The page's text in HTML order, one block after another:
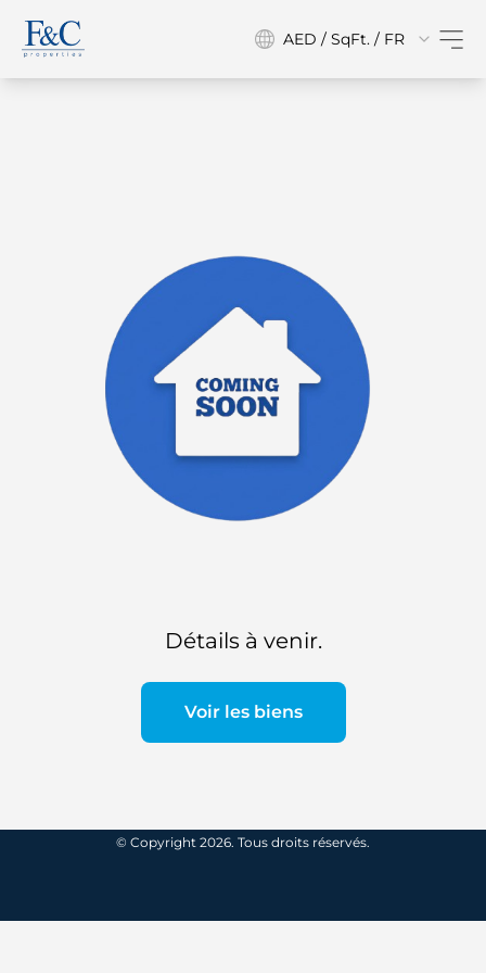
AED / SqFt. / FR
Détails à venir.
Voir les biens
© Copyright 2026. Tous droits réservés.